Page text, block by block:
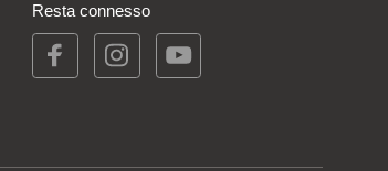
Resta connesso